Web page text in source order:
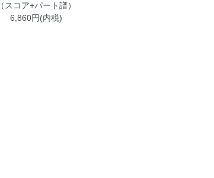
（スコア+パート譜）
6,860円(内税)